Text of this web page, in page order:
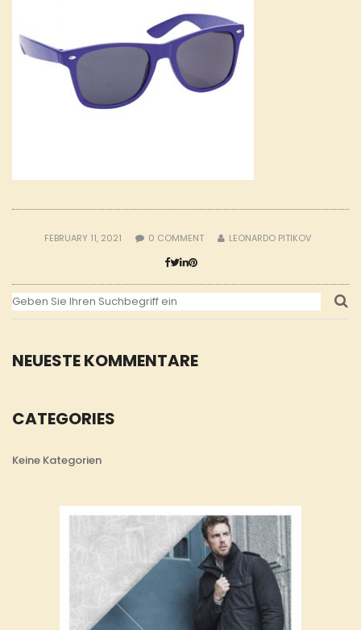
NEUESTE KOMMENTARE
CATEGORIES
Keine Kategorien
FEBRUARY 11, 2021 0 COMMENT LEONARDO PITIKOV